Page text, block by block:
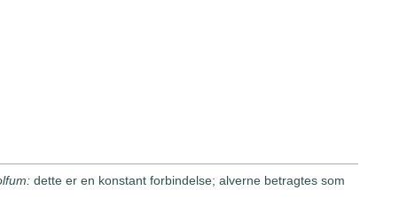
dette er en konstant forbindelse; alverne betragtes som